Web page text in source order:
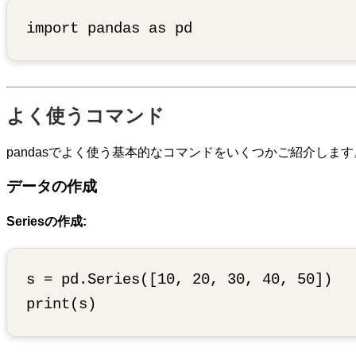
よく使うコマンド
pandasでよく使う基本的なコマンドをいくつかご紹介します
データの作成
Seriesの作成:
s = pd.Series([10, 20, 30, 40, 50])